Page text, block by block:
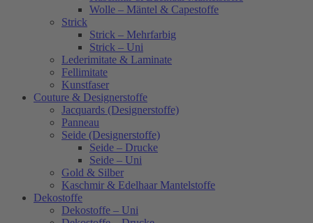
Wolle – Mäntel & Capestoffe
Strick
Strick – Mehrfarbig
Strick – Uni
Lederimitate & Laminate
Fellimitate
Kunstfaser
Couture & Designerstoffe
Jacquards (Designerstoffe)
Panneau
Seide (Designerstoffe)
Seide – Drucke
Seide – Uni
Gold & Silber
Kaschmir & Edelhaar Mantelstoffe
Dekostoffe
Dekostoffe – Uni